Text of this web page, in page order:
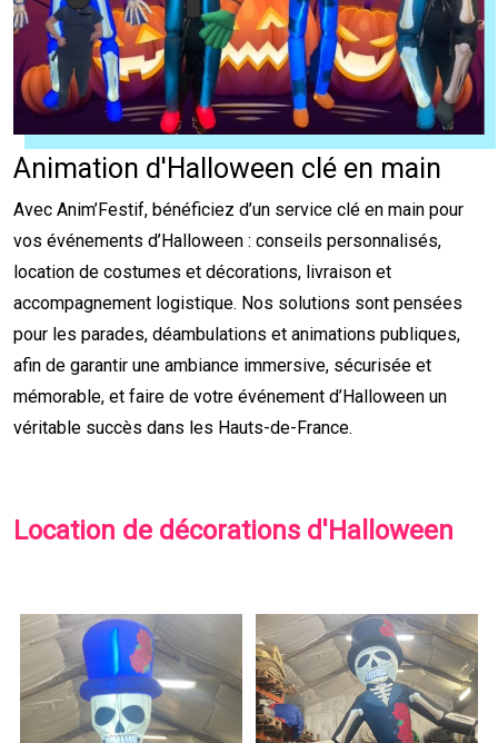
Animation d'Halloween clé en main
Avec Anim’Festif, bénéficiez d’un service clé en main pour
vos événements d’Halloween : conseils personnalisés,
location de costumes et décorations, livraison et
accompagnement logistique. Nos solutions sont pensées
pour les parades, déambulations et animations publiques,
afin de garantir une ambiance immersive, sécurisée et
mémorable, et faire de votre événement d’Halloween un
véritable succès dans les Hauts-de-France.
Location de décorations d'Halloween